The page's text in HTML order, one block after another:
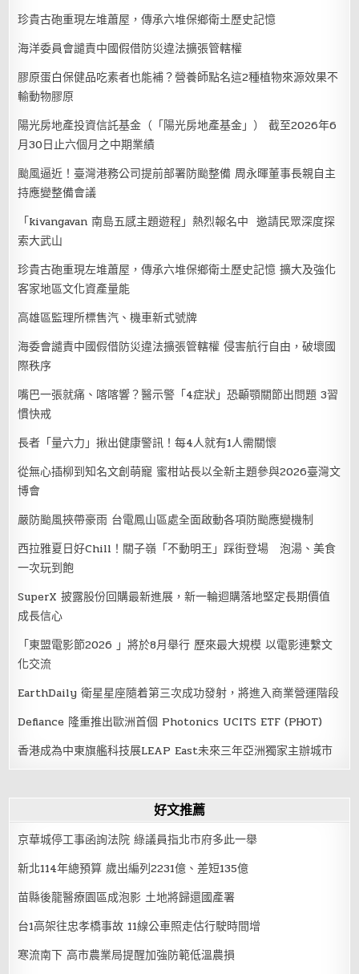
珍貴古砲重現左堆蕭屋，傳承六堆保鄉衛土歷史記憶
海洋委員會譴責中國假借防災違法擴張管轄權
膠原蛋白保健品吃素者也能補？營養師點名這2種植物來源效果不
輸動物膠原
陽光房地產投資信託基金（「陽光房地產基金」） 截至2026年6
月30日止六個月之中期業績
颱風逼近！臺灣港務公司提前部署防颱整備 周永暉董事長親自主
持應變整備會議
「kivangavan 南島五感主題遊程」熱烈報名中 邀請民眾深度探
索大武山
珍貴古砲重現左堆蕭屋，傳承六堆保鄉衛土歷史記憶 擴大及強化
客家地區文化資產量能
高雄區監理所標售汽、機車新式號牌
海委會譴責中國假借防災違法擴張管轄權 侵害航行自由，破壞國
際秩序
嘴巴一張就痛、喀喀響？醫示警「4症狀」恐顳顎關節出問題 3習
慣快戒
長者「量六力」揪出健康警訊！每4人就有1人需關懷
從無心插柳到知名文創萌寵 蜜柑站長以全新主題參與2026臺灣文
博會
嚴防颱風挾帶豪雨 台電鳳山區處全面啟動各項防颱應變機制
西拉雅夏日好Chill！關子嶺「不動明王」踩街登場 泡湯、美食
一次玩到飽
SuperX 披露股份回購最新進展，新一輪迴購落地堅定長期價值
成長信心
「東盟電影節2026 」將於8月舉行 歷來最大規模 以電影連繫文
化交流
EarthDaily 衛星星座隨着第三次成功發射，將進入商業營運階段
Defiance 隆重推出歐洲首個 Photonics UCITS ETF (PHOT)
香港成為中東旗艦科技展LEAP East未來三年亞洲獨家主辦城市
好文推薦
京華城停工事函詢法院 綠議員指北市府多此一舉
新北114年總預算 歲出編列2231億、差短135億
苗縣後龍醫療園區成泡影 土地將歸還國產署
台1高架往忠孝橋事故 11線公車照走估行駛時間增
寒流南下 高市農業局提醒加強防範低溫農損